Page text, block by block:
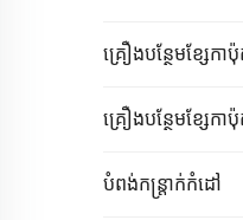
គ្រឿងបន្ថែមខ្សែកា
គ្រឿងបន្ថែមខ្សែកា
បំពង់កន្ត្រាក់កំដៅ